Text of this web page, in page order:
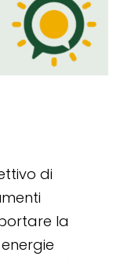
di
la